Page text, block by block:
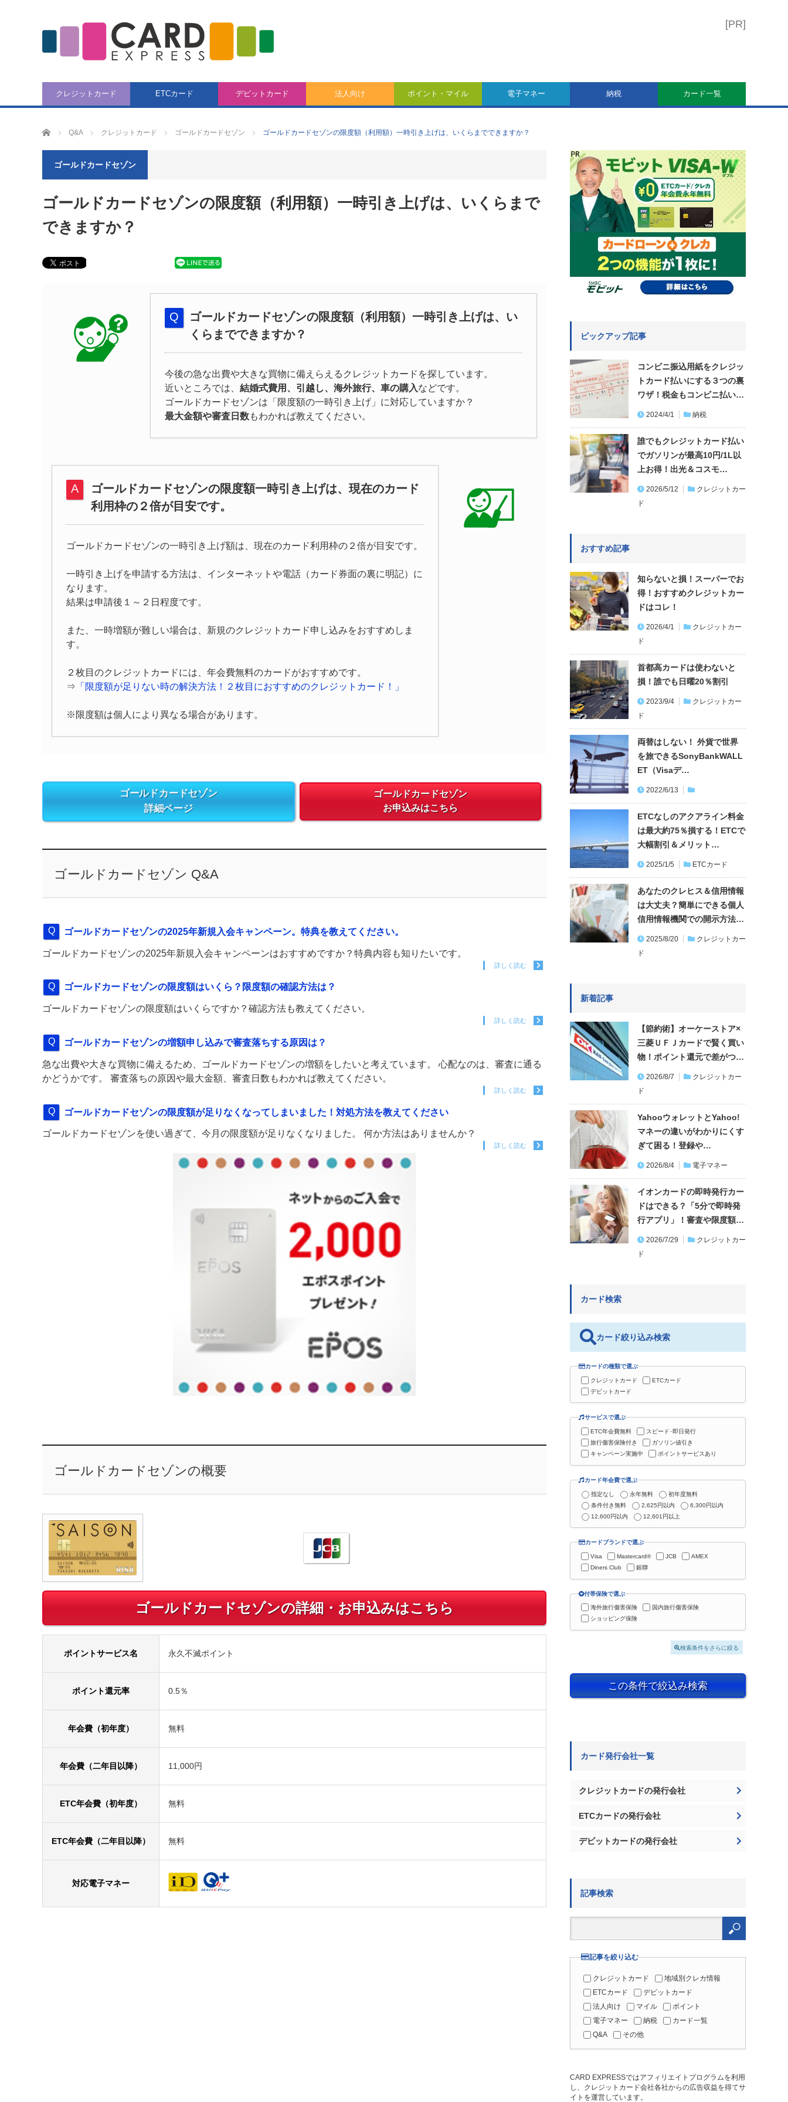
クレジットカード ETCカード デビットカード 法人向け ポイント・マイル 電子マネー 納税 カード一覧
CARD EXPRESS
Q&A クレジットカード ゴールドカードセゾン ゴールドカードセゾンの限度額（利用額）一時引き上げは、いくらまでできますか？
ゴールドカードセゾン
ゴールドカードセゾンの限度額（利用額）一時引き上げは、いくらまで
できますか？
ゴールドカードセゾンの限度額（利用額）一時引き上げは、い
くらまでできますか？
今後の急な出費や大きな買物に備えらえるクレジットカードを探しています。
近いところでは、 結婚式費用、引越し、海外旅行、車の購入などです。
ゴールドカードセゾンは「限度額の一時引き上げ」に対応していますか？
最大金額や審査日数もわかれば教えてください。
ゴールドカードセゾンの限度額一時引き上げは、現在のカード
利用枠の２倍が目安です。
ゴールドカードセゾンの一時引き上げ額は、現在のカード利用枠の２倍が目安です。
一時引き上げを申請する方法は、インターネットや電話（カード券面の裏に明記）に
なります。
結果は申請後１～２日程度です。
また、一時増額が難しい場合は、新規のクレジットカード申し込みをおすすめしま
す。
２枚目のクレジットカードには、年会費無料のカードがおすすめです。
⇒ 「限度額が足りない時の解決方法！２枚目におすすめのクレジットカード！」
※限度額は個人により異なる場合があります。
ゴールドカードセゾン
詳細ページ
ゴールドカードセゾン
お申込みはこちら
ゴールドカードセゾン Q&A
ゴールドカードセゾンの2025年新規入会キャンペーン。特典を教えてください。
ゴールドカードセゾンの2025年新規入会キャンペーンはおすすめですか？特典内容も知りたいです。
詳しく読む
ゴールドカードセゾンの限度額はいくら？限度額の確認方法は？
ゴールドカードセゾンの限度額はいくらですか？確認方法も教えてください。
詳しく読む
ゴールドカードセゾンの増額申し込みで審査落ちする原因は？
急な出費や大きな買物に備えるため、ゴールドカードセゾンの増額をしたいと考えています。 心配なのは、審査に通る
かどうかです。 審査落ちの原因や最大金額、審査日数もわかれば教えてください。
詳しく読む
ゴールドカードセゾンの限度額が足りなくなってしまいました！対処方法を教えてください
ゴールドカードセゾンを使い過ぎて、今月の限度額が足りなくなりました。 何か方法はありませんか？
詳しく読む
ゴールドカードセゾンの概要
ゴールドカードセゾンの詳細・お申込みはこちら
ポイントサービス名 永久不滅ポイント
ポイント還元率 0.5％
年会費（初年度） 無料
年会費（二年目以降） 11,000円
ETC年会費（初年度） 無料
ETC年会費（二年目以降） 無料
対応電子マネー
ピックアップ記事
コンビニ振込用紙をクレジッ
トカード払いにする３つの裏
ワザ！税金もコンビニ払い…
2024/4/1 納税
誰でもクレジットカード払い
でガソリンが最高10円/1L以
上お得！出光＆コスモ…
2026/5/12
クレジットカー
ド
おすすめ記事
知らないと損！スーパーでお
得！おすすめクレジットカー
ドはコレ！
2026/4/1
クレジットカー
ド
首都高カードは使わないと
損！誰でも日曜20％割引
2023/9/4
クレジットカー
ド
両替はしない！ 外貨で世界
を旅できるSonyBankWALL
ET（Visaデ…
2022/6/13
ETCなしのアクアライン料金
は最大約75％損する！ETCで
大幅割引＆メリット…
2025/1/5 ETCカード
あなたのクレヒス＆信用情報
は大丈夫？簡単にできる個人
信用情報機関での開示方法…
2025/8/20
クレジットカー
ド
新着記事
【節約術】オーケーストア×
三菱ＵＦＪカードで賢く買い
物！ポイント還元で差がつ…
2026/8/7
クレジットカー
ド
YahooウォレットとYahoo!
マネーの違いがわかりにくす
ぎて困る！登録や…
2026/8/4 電子マネー
イオンカードの即時発行カー
ドはできる？「5分で即時発
行アプリ」！審査や限度額…
2026/7/29
クレジットカー
ド
カード検索
カード絞り込み検索
カードの種類で選ぶ
クレジットカード
ETCカード
デビットカード
サービスで選ぶ
ETC年会費無料
スピード･即日発行
旅行傷害保険付き
ガソリン値引き
キャンペーン実施中
ポイントサービスあり
カード年会費で選ぶ
指定なし 永年無料
初年度無料
条件付き無料
2,625円以内
6,300円以内
12,600円以内
12,601円以上
カードブランドで選ぶ
Visa Mastercard® JCB
AMEX
Diners Club
銀聯
付帯保険で選ぶ
海外旅行傷害保険
国内旅行傷害保険
ショッピング保険
検索条件をさらに絞る
この条件で絞込み検索
カード発行会社一覧
クレジットカードの発行会社
ETCカードの発行会社
デビットカードの発行会社
記事検索
検
記事を絞り込む
クレジットカード
地域別クレカ情報
ETCカード
デビットカード
法人向け
マイル
ポイント
電子マネー
納税
カード一覧
Q&A
その他
CARD EXPRESSではアフィリエイトプログラムを利用
し、クレジットカード会社各社からの広告収益を得てサ
イトを運営しています。